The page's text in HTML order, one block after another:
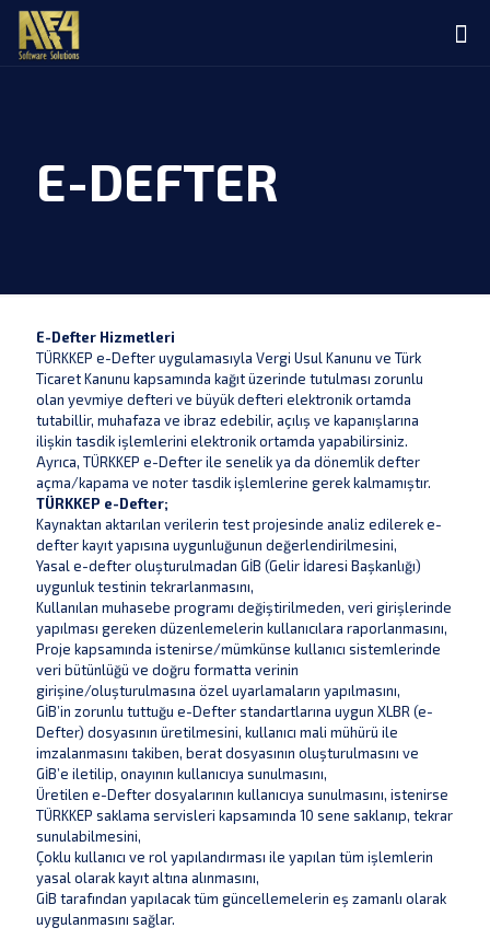
E-DEFTER
E-Defter Hizmetleri
TÜRKKEP e-Defter uygulamasıyla Vergi Usul Kanunu ve Türk
Ticaret Kanunu kapsamında kağıt üzerinde tutulması zorunlu
olan yevmiye defteri ve büyük defteri elektronik ortamda
tutabillir, muhafaza ve ibraz edebilir, açılış ve kapanışlarına
ilişkin tasdik işlemlerini elektronik ortamda yapabilirsiniz.
Ayrıca, TÜRKKEP e-Defter ile senelik ya da dönemlik defter
açma/kapama ve noter tasdik işlemlerine gerek kalmamıştır.
TÜRKKEP e-Defter;
Kaynaktan aktarılan verilerin test projesinde analiz edilerek e-
defter kayıt yapısına uygunluğunun değerlendirilmesini,
Yasal e-defter oluşturulmadan GİB (Gelir İdaresi Başkanlığı)
uygunluk testinin tekrarlanmasını,
Kullanılan muhasebe programı değiştirilmeden, veri girişlerinde
yapılması gereken düzenlemelerin kullanıcılara raporlanmasını,
Proje kapsamında istenirse/mümkünse kullanıcı sistemlerinde
veri bütünlüğü ve doğru formatta verinin
girişine/oluşturulmasına özel uyarlamaların yapılmasını,
GİB’in zorunlu tuttuğu e-Defter standartlarına uygun XLBR (e-
Defter) dosyasının üretilmesini, kullanıcı mali mühürü ile
imzalanmasını takiben, berat dosyasının oluşturulmasını ve
GİB’e iletilip, onayının kullanıcıya sunulmasını,
Üretilen e-Defter dosyalarının kullanıcıya sunulmasını, istenirse
TÜRKKEP saklama servisleri kapsamında 10 sene saklanıp, tekrar
sunulabilmesini,
Çoklu kullanıcı ve rol yapılandırması ile yapılan tüm işlemlerin
yasal olarak kayıt altına alınmasını,
GİB tarafından yapılacak tüm güncellemelerin eş zamanlı olarak
uygulanmasını sağlar.